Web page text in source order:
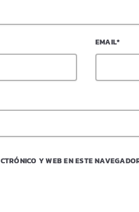
EMAIL*
Y WEB EN ESTE